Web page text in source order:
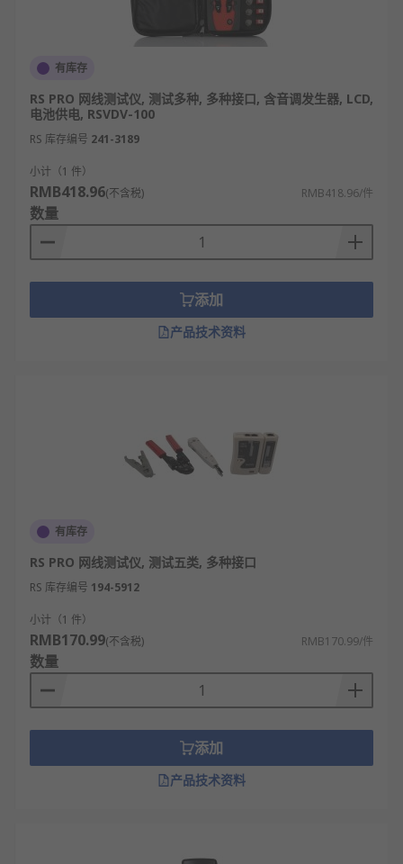
网络性能测试仪（带宽/时延测试型）：可测试
带宽、时延、丢包率，精准评估网络传输性
并解析数据包，用于网络故障定位与协议调
试。
WiFi信号强度、信道质量，助力无线覆盖优
化。
综合型网络测试仪（多功能集成型）：集成多
种测试功能，满足复杂网络场景下的全面检测
网络测试仪规格
续航能力：单次充电连续工作时长
显示参数：屏幕尺寸、分辨率及触控/按键操作
网络测试仪应用领域
IT运维行业：企业办公网络故障排查、机房设
备端口检测、局域网性能优化。
通信运营商行业：基站网络调试、光纤链路检
测、宽带入户安装验收。
安防监控行业：监控摄像头网络连通性测试、
NVR/交换机端口匹配检测。
络性能评估、跨机房网络测试。
工程施工行业：综合布线工程验收、网线通断
有库存
RS PRO 网线测试仪, 测试多种, 多种接口, 含音调发生器, LCD,
电池供电, RSVDV-100
RS 库存编号 241-3189
小计（1 件）
RMB418.96(不含税) RMB418.96/件
数量
添加
产品技术资料
有库存
RS PRO 网线测试仪, 测试五类, 多种接口
RS 库存编号 194-5912
小计（1 件）
RMB170.99(不含税) RMB170.99/件
数量
添加
产品技术资料